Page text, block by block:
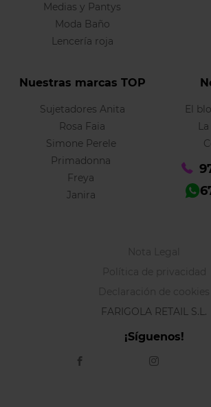
Medias y Pantys
Moda Baño
Lencería roja
Nuestras marcas TOP
Sujetadores Anita
Rosa Faia
Simone Perele
Primadonna
Freya
Janira
El
Nota Legal
Política de privacidad
Declaración de cookies
FARIGOLA RETAIL S.L.
¡Síguenos!